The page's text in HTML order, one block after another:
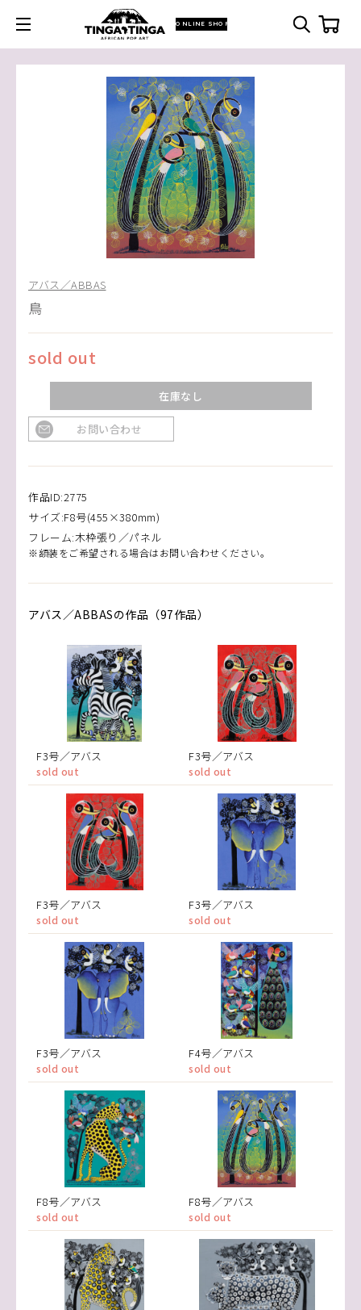
ONLINE SHOP
アバス／ABBAS
鳥
sold out
在庫なし
お問い合わせ
作品ID:2775
サイズ:F8号(455×380mm)
フレーム:木枠張り／パネル
※額装をご希望される場合はお問い合わせください。
アバス／ABBASの作品（97作品）
F3号／アバス
sold out
F3号／アバス
sold out
F3号／アバス
sold out
F3号／アバス
sold out
F3号／アバス
sold out
F4号／アバス
sold out
F8号／アバス
sold out
F8号／アバス
sold out